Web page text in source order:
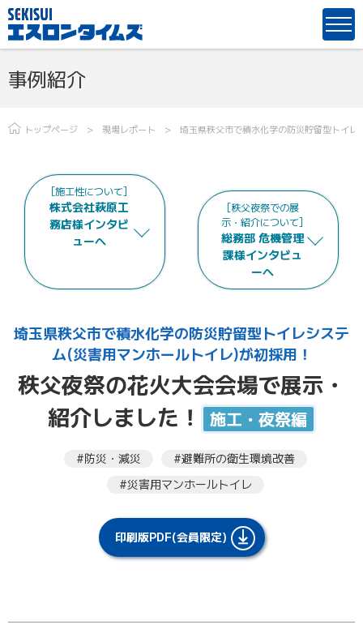
事例紹介
トップページ 現場レポート 埼玉県秩父市で積水化学の防災貯留型トイ
[施工性について]
株式会社萩原工
務店様インタビ
ューへ
[秩父夜祭での展
示・紹介について]
総務部 危機管理
課様インタビュ
ーへ
埼玉県秩父市で積水化学の防災貯留型トイレシステ
ム(災害用マンホールトイレ)が初採用！
秩父夜祭の花火大会会場で展示・
紹介しました！
施工・夜祭編
#防災・減災
#避難所の衛生環境改善
#災害用マンホールトイレ
印刷版PDF(会員限定)